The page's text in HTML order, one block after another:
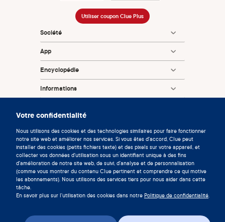
Votre confidentialité
Nous utilisons des cookies et des technologies similaires pour faire fonctionner
notre site web et améliorer nos services. Si vous êtes d'accord, Clue peut
installer des cookies (petits fichiers texte) et des pixels sur votre appareil, et
collecter vos données d'utilisation sous un identifiant unique à des fins
d'amélioration de notre site web, de suivi, d'analyse et de personnalisation
(comme vous montrer du contenu Clue pertinent et comprendre ce qui motive
les abonnements). Nous utilisons des services tiers pour nous aider dans cette
tâche.
En savoir plus sur l'utilisation des cookies dans notre Politique de confidentialité.
Utiliser coupon Clue Plus
Société
App
Encyclopédie
Informations
© 2026 Clue by Biowink GmbH, Tous droits réservés
v:
08684d993 2026-08-05 14:58:49